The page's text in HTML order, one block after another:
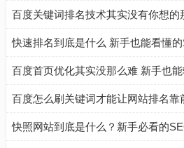
百度关键词排名技术其实没有你想的
快速排名到底是什么 新手也能看懂
百度首页优化其实没那么难 新手也
百度怎么刷关键词才能让网站排名靠
快照网站到底是什么？新手必看的